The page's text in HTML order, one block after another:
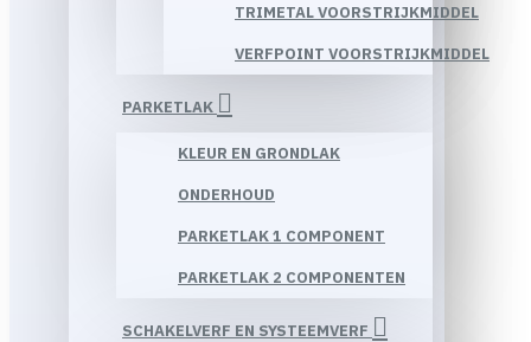
TRIMETAL VOORSTRIJKMIDDEL
VERFPOINT VOORSTRIJKMIDDEL
PARKETLAK
KLEUR EN GRONDLAK
ONDERHOUD
PARKETLAK 1 COMPONENT
PARKETLAK 2 COMPONENTEN
SCHAKELVERF EN SYSTEEMVERF